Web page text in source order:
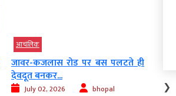
आचंलिक
जावर-कजलास रोड पर बस पलटते ही
देवदूत बनकर...
July 02, 2026 bhopal ❯